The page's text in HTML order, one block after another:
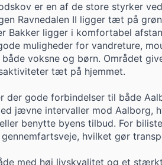
er en af de store styrker
Ravnedalen II ligger tæt på
Bakker ligger i komfortabel
muligheder for vandreture,
voksne og børn. Området
tæt på hjemmet.
der gode forbindelser til både
jævne intervaller mod Aalborg,
benytte byens tilbud. For
hvilket gør
med høj livskvalitet og et